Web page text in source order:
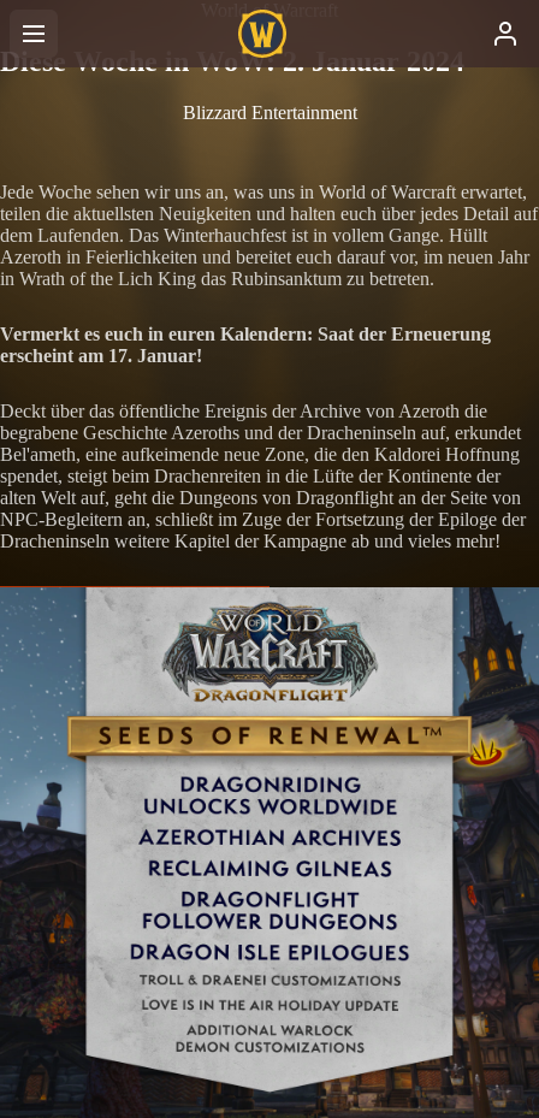
World of Warcraft
Diese Woche in WoW: 2. Januar 2024
Blizzard Entertainment
Jede Woche sehen wir uns an, was uns in World of Warcraft erwartet,
teilen die aktuellsten Neuigkeiten und halten euch über jedes Detail auf
dem Laufenden. Das Winterhauchfest ist in vollem Gange. Hüllt
Azeroth in Feierlichkeiten und bereitet euch darauf vor, im neuen Jahr
in Wrath of the Lich King das Rubinsanktum zu betreten.
Vermerkt es euch in euren Kalendern: Saat der Erneuerung
erscheint am 17. Januar!
Deckt über das öffentliche Ereignis der Archive von Azeroth die
begrabene Geschichte Azeroths und der Dracheninseln auf, erkundet
Bel'ameth, eine aufkeimende neue Zone, die den Kaldorei Hoffnung
spendet, steigt beim Drachenreiten in die Lüfte der Kontinente der
alten Welt auf, geht die Dungeons von Dragonflight an der Seite von
NPC-Begleitern an, schließt im Zuge der Fortsetzung der Epiloge der
Dracheninseln weitere Kapitel der Kampagne ab und vieles mehr!